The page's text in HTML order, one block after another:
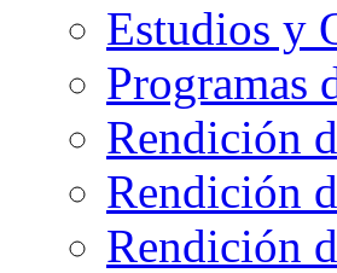
Estudios y
Programas
Rendición
Rendición
Rendición